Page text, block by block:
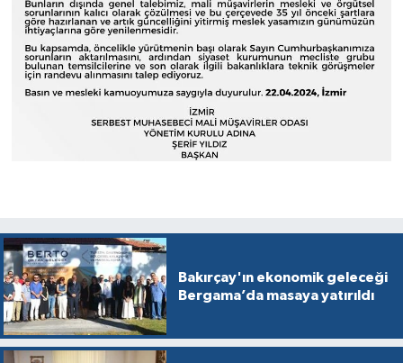
Bakırçay'ın ekonomik geleceği
Bergama’da masaya yatırıldı